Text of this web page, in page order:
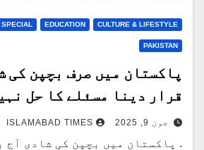
CULTURE & LIFESTYLE
EDUCATION
PAKISTAN
پاکستان میں صرف بچپن کی
قرار دینا مسئلے کا حل
جون 9, 2025 ISLAMABAD TIMES
. پاکستان میں بچپن کی شادی آج